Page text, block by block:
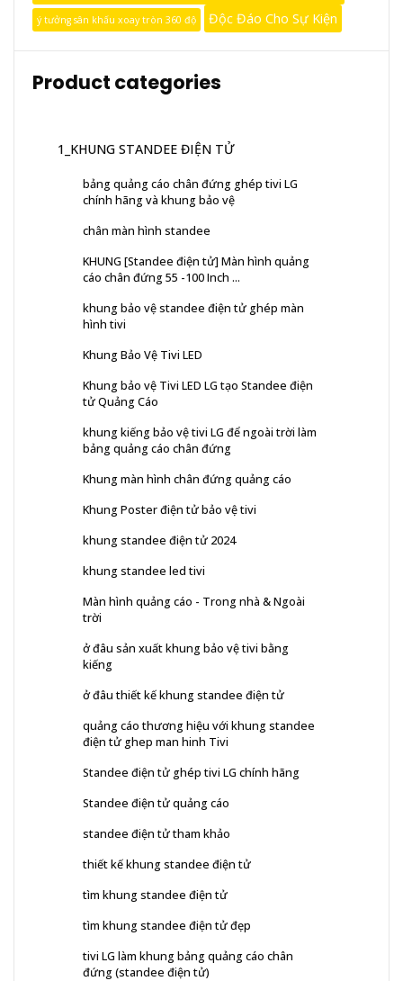
ý tưởng sân khấu xoay tròn 360 độ Độc Đáo Cho Sự Kiện
Product categories
1_KHUNG STANDEE ĐIỆN TỬ
bảng quảng cáo chân đứng ghép tivi LG
chính hãng và khung bảo vệ
chân màn hình standee
KHUNG [Standee điện tử] Màn hình quảng
cáo chân đứng 55 -100 Inch ...
khung bảo vệ standee điện tử ghép màn
hình tivi
Khung Bảo Vệ Tivi LED
Khung bảo vệ Tivi LED LG tạo Standee điện
tử Quảng Cáo
khung kiếng bảo vệ tivi LG để ngoài trời làm
bảng quảng cáo chân đứng
Khung màn hình chân đứng quảng cáo
Khung Poster điện tử bảo vệ tivi
khung standee điện tử 2024
khung standee led tivi
Màn hình quảng cáo - Trong nhà & Ngoài
trời
ở đâu sản xuất khung bảo vệ tivi bằng
kiếng
ở đâu thiết kế khung standee điện tử
quảng cáo thương hiệu với khung standee
điện tử ghep man hinh Tivi
Standee điện tử ghép tivi LG chính hãng
Standee điện tử quảng cáo
standee điện tử tham khảo
thiết kế khung standee điện tử
tìm khung standee điện tử
tìm khung standee điện tử đẹp
tivi LG làm khung bảng quảng cáo chân
đứng (standee điện tử)